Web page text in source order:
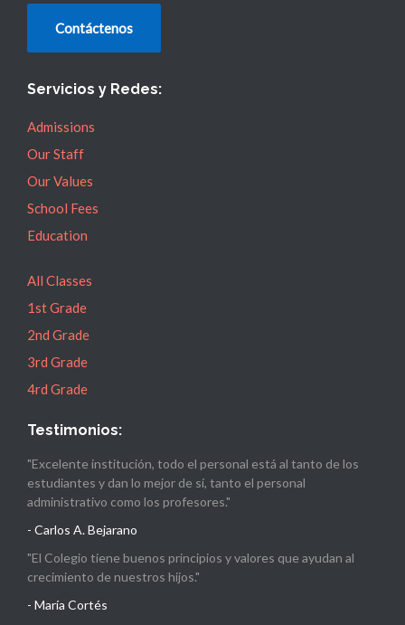
Contáctenos
Servicios y Redes:
Admissions
Our Staff
Our Values
School Fees
Education
All Classes
1st Grade
2nd Grade
3rd Grade
4rd Grade
Testimonios:
"Excelente institución, todo el personal está al tanto de los
estudiantes y dan lo mejor de sí, tanto el personal
administrativo como los profesores."
- Carlos A. Bejarano
"El Colegio tiene buenos principios y valores que ayudan al
crecimiento de nuestros hijos."
- María Cortés